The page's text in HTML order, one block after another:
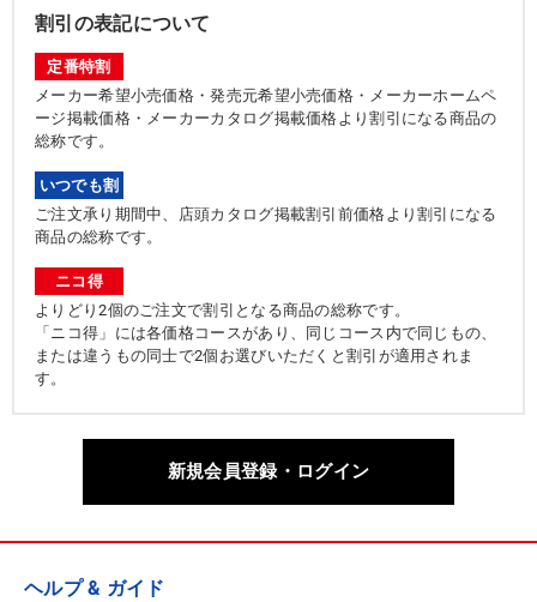
割引の表記について
定番特割
メーカー希望小売価格・発売元希望小売価格・メーカーホームペ
ージ掲載価格・メーカーカタログ掲載価格より割引になる商品の
総称です。
いつでも割
ご注文承り期間中、店頭カタログ掲載割引前価格より割引になる
商品の総称です。
ニコ得
よりどり2個のご注文で割引となる商品の総称です。
「ニコ得」には各価格コースがあり、同じコース内で同じもの、
または違うもの同士で2個お選びいただくと割引が適用されま
す。
新規会員登録・ログイン
ヘルプ & ガイド